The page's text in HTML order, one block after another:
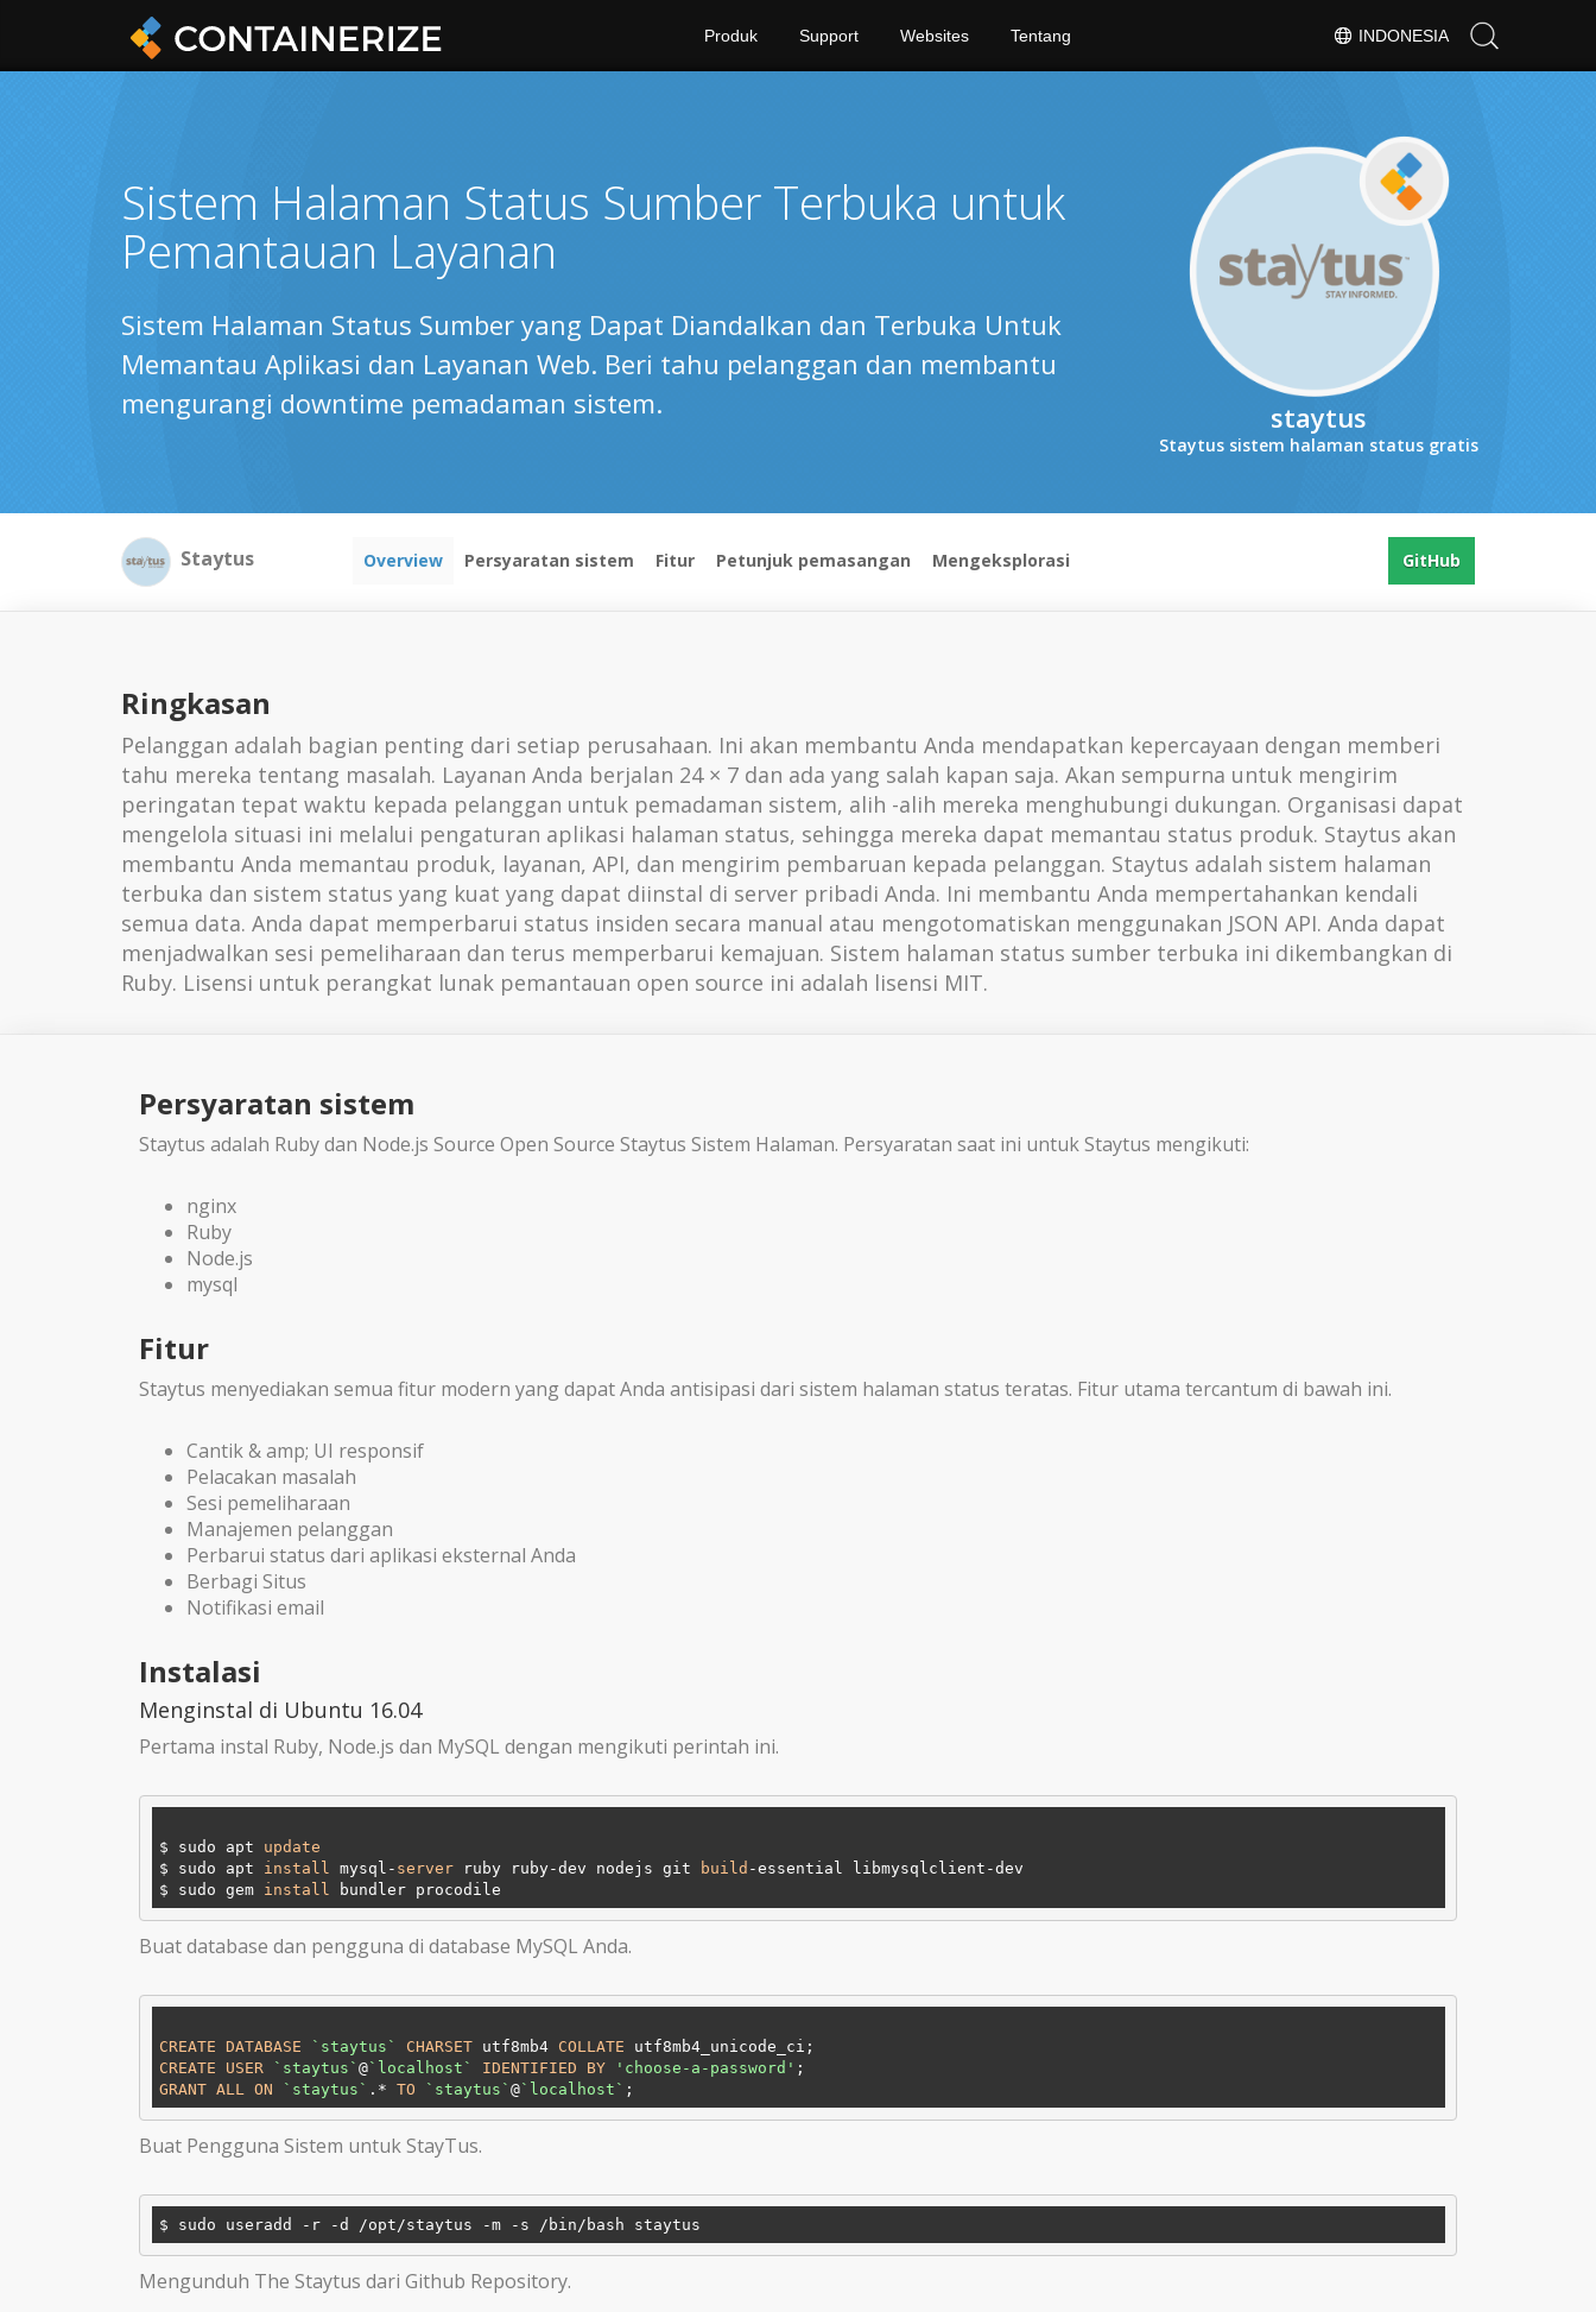
INDONESIA
Produk Support Websites Tentang
staytus
Staytus sistem halaman status gratis
Sistem Halaman Status Sumber Terbuka untuk
Pemantauan Layanan
Sistem Halaman Status Sumber yang Dapat Diandalkan dan Terbuka Untuk
Memantau Aplikasi dan Layanan Web. Beri tahu pelanggan dan membantu
mengurangi downtime pemadaman sistem.
Staytus Overview Persyaratan sistem Fitur Petunjuk pemasangan Mengeksplorasi GitHub
Ringkasan
Pelanggan adalah bagian penting dari setiap perusahaan. Ini akan membantu Anda mendapatkan kepercayaan dengan memberi
tahu mereka tentang masalah. Layanan Anda berjalan 24 × 7 dan ada yang salah kapan saja. Akan sempurna untuk mengirim
peringatan tepat waktu kepada pelanggan untuk pemadaman sistem, alih -alih mereka menghubungi dukungan. Organisasi dapat
mengelola situasi ini melalui pengaturan aplikasi halaman status, sehingga mereka dapat memantau status produk. Staytus akan
membantu Anda memantau produk, layanan, API, dan mengirim pembaruan kepada pelanggan. Staytus adalah sistem halaman
terbuka dan sistem status yang kuat yang dapat diinstal di server pribadi Anda. Ini membantu Anda mempertahankan kendali
semua data. Anda dapat memperbarui status insiden secara manual atau mengotomatiskan menggunakan JSON API. Anda dapat
menjadwalkan sesi pemeliharaan dan terus memperbarui kemajuan. Sistem halaman status sumber terbuka ini dikembangkan di
Ruby. Lisensi untuk perangkat lunak pemantauan open source ini adalah lisensi MIT.
Persyaratan sistem
Staytus adalah Ruby dan Node.js Source Open Source Staytus Sistem Halaman. Persyaratan saat ini untuk Staytus mengikuti:
nginx
Ruby
Node.js
mysql
Fitur
Staytus menyediakan semua fitur modern yang dapat Anda antisipasi dari sistem halaman status teratas. Fitur utama tercantum di bawah ini.
Cantik & amp; UI responsif
Pelacakan masalah
Sesi pemeliharaan
Manajemen pelanggan
Perbarui status dari aplikasi eksternal Anda
Berbagi Situs
Notifikasi email
Instalasi
Menginstal di Ubuntu 16.04
Pertama instal Ruby, Node.js dan MySQL dengan mengikuti perintah ini.
$ sudo apt update
$ sudo apt install mysql- server ruby ruby-dev nodejs git build -essential libmysqlclient-dev
$ sudo gem install
Buat database dan pengguna di database MySQL Anda.
CREATE DATABASE `staytus` CHARSET utf8mb4 COLLATE
CREATE
USER `staytus` @`localhost` IDENTIFIED BY 'choose-a-password'
GRANT ALL ON `staytus` .* TO `staytus` @`localhost`
Buat Pengguna Sistem untuk StayTus.
Mengunduh The Staytus dari Github Repository.